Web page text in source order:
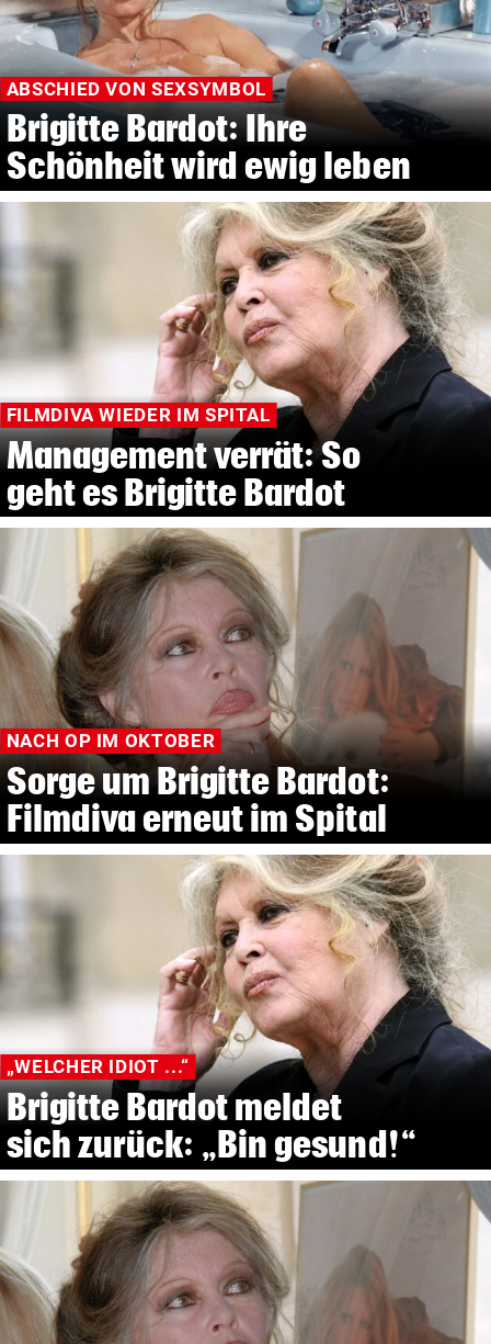
ABSCHIED VON SEXSYMBOL
Brigitte Bardot: Ihre
Schönheit wird ewig leben
FILMDIVA WIEDER IM SPITAL
Management verrät: So
geht es Brigitte Bardot
NACH OP IM OKTOBER
Sorge um Brigitte Bardot:
Filmdiva erneut im Spital
„WELCHER IDIOT ...“
Brigitte Bardot meldet
sich zurück: „Bin gesund!“